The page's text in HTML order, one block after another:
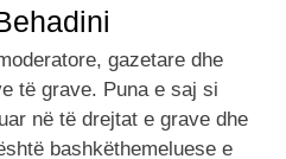
gazetare dhe
të grave. Puna e saj si
në të drejtat e grave dhe
bashkëthemeluese e